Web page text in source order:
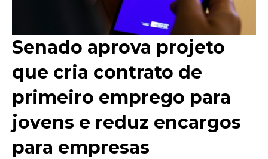
Senado aprova projeto
que cria contrato de
primeiro emprego para
jovens e reduz encargos
para empresas